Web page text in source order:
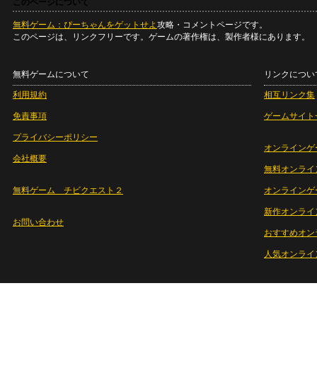
このページについて
無料ゲーム：ぴーちゃんをゲットせよ攻略・コメントページです。
このページは、リンクフリーです。ゲームの著作権は、製作者様にあります。
無料ゲームについて
利用規約
免責事項
プライバシーポリシー
会社概要
無料ゲーム チビクエスト２
お問い合わせ
リンクについ
相互リンク集
ゲームサイト
オンラインゲ
無料オンライ
オンライン
新作オンライ
おすすめオ
人気オンラ